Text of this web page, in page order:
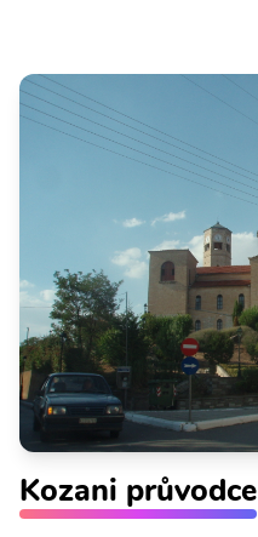
Kozani průvodce